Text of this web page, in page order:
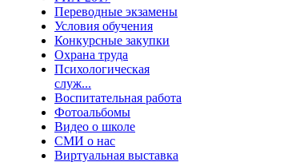
Переводные экзамены
Условия обучения
Конкурсные закупки
Охрана труда
Психологическая
служ...
Воспитательная работа
Фотоальбомы
Видео о школе
СМИ о нас
Виртуальная выставка